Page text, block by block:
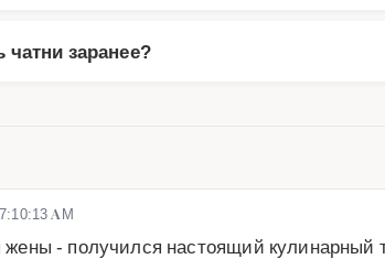
заранее?
AM
- получился настоящий